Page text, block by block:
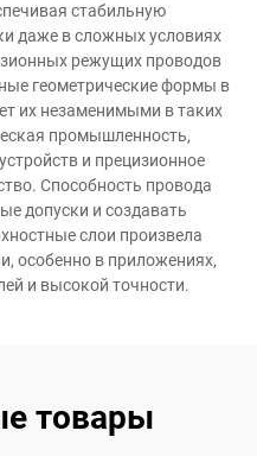
стабильную
даже в сложных условиях
режущих проводов
геометрические формы в
их незаменимыми в таких
промышленность,
и прецизионное
Способность провода
допуски и создавать
слои произвела
особенно в приложениях,
и высокой точности.
товары